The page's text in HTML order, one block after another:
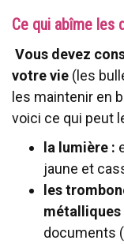
Ce qui abîme les
Vous devez
votre vie (les
les maintenir en
voici ce qui peut
la lumière :
jaune et
les
métalliques
documents